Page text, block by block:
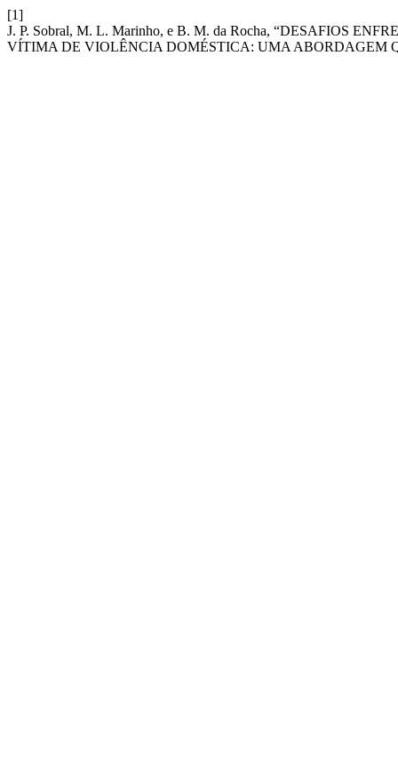
[1]
J. P. Sobral, M. L. Marinho, e B. M. da Rocha, “DESAFIOS
VÍTIMA DE VIOLÊNCIA DOMÉSTICA: UMA ABORDAGEM